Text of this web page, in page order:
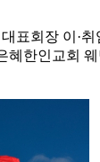
표회장 이·취
혜한인교회